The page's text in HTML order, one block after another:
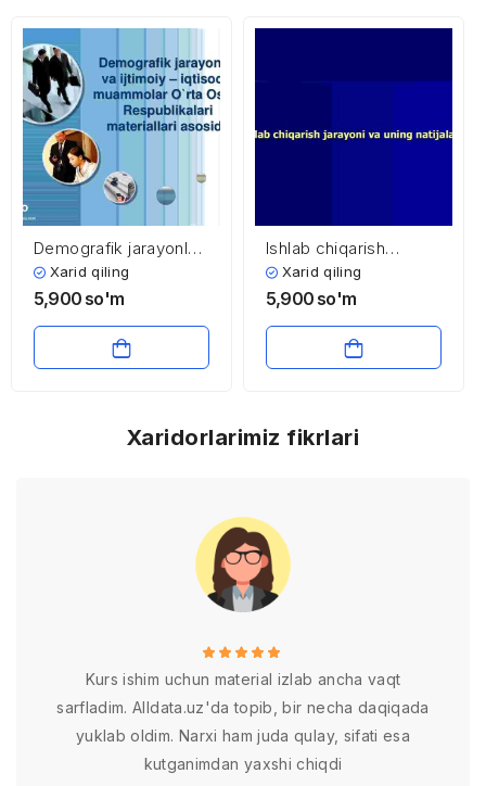
Demografik jarayonlar
va ijtimoiy – iqtisodiy
muammolar O`rta
materiallari asosida
Xarid qiling
5,900 so'm
Ishlab chiqarish
jarayoni va uning
natijalari
Xarid qiling
5,900 so'm
Xaridorlarimiz fikrlari
Kurs ishim uchun material izlab ancha vaqt
sarfladim. Alldata.uz'da topib, bir necha daqiqada
yuklab oldim. Narxi ham juda qulay, sifati esa
kutganimdan yaxshi chiqdi